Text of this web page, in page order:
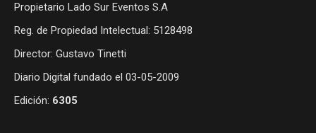
Propietario Lado Sur Eventos S.A
Reg. de Propiedad Intelectual: 5128498
Director: Gustavo Tinetti
Diario Digital fundado el 03-05-2009
Edición: 6305